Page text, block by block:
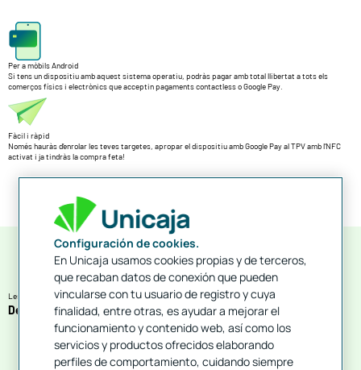
Per a mòbils Android
Si tens un dispositiu amb aquest sistema operatiu, podràs pagar amb total llibertat a tots els
comerços físics i electrònics que acceptin pagaments contactless o Google Pay.
Fàcil i ràpid
Només hauràs d’enrolar les teves targetes, apropar el dispositiu amb Google Pay al TPV amb l’NFC
activat i ja tindràs la compra feta!
Les teves compres no han estat mai tan fàcils com amb Google Pay
Descarrega Google Pay
Configuración de cookies.
En Unicaja usamos cookies propias y de terceros,
que recaban datos de conexión que pueden
vincularse con tu usuario de registro y cuya
finalidad, entre otras, es ayudar a mejorar el
funcionamiento y contenido web, así como los
servicios y productos ofrecidos elaborando
perfiles de comportamiento, cuidando siempre